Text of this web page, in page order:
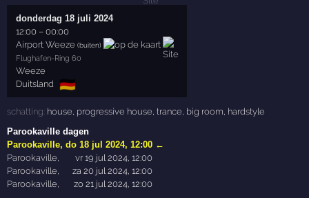
donderdag 18 juli 2024
12:00 –00:00
Airport Weeze (buiten)
Flughafen-Ring 60
Weeze
Duitsland 🇩🇪
schatting: house progressive house ,trance big room hardstyle
Parookaville dagen
Parookaville,do 18 jul 2024, 12:00 ←
Parookaville
vr 19 jul 2024, 12:00
Parookaville
za 20 jul 2024, 12:00
Parookaville
zo 21 jul 2024, 12:00